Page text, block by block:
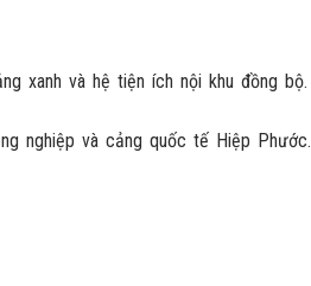
xanh và hệ tiện ích nội khu đồng bộ.
nghiệp và cảng quốc tế Hiệp Phước.